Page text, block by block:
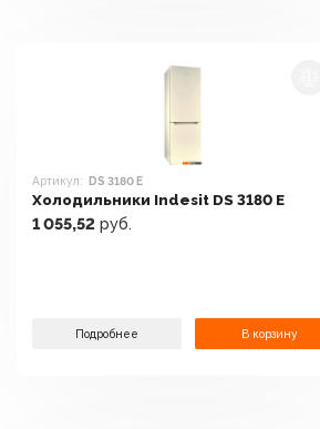
Артикул: DS 3180 E
Холодильники Indesit DS 3180 E
1 055,52 руб.
Подробнее В корзину